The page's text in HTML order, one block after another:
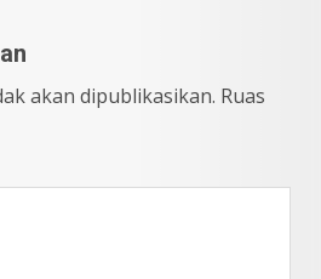
akan dipublikasikan. Ruas